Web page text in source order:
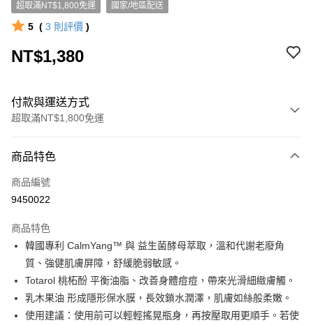
超取滿NT$1,800免運 國家/地區配送
5 ( 3 則評價 )
NT$1,380
付款與運送方式
超取滿NT$1,800免運
信用卡一次付款
超商取貨付款
Apple Pay
AFTEE先享後付
相關說明
【關於「AFTEE先享後付」】
AFTEE先享後付是「在收到商品之後才付款」的支付方式。 讓您購物簡單
ATM付款
商品特色
商品編號
9450022
商品特色
韓國專利 CalmYang™ 與 益生菌酵母萃取，溫和代謝老廢角
質、強健肌膚屏障，舒緩脆弱敏感。
Totarol 桃柘酚 平衡油脂、改善身體痘痘，帶來光滑細緻膚觸。
乳木果油 形成隱形保水膜，長效鎖水潤澤，肌膚如絲般柔嫩。
使用建議：使用前可以輕輕搖晃瓶身，再按壓取用更順手。若使